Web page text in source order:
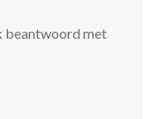
beantwoord met